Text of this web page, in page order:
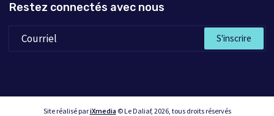
Restez connectés avec nous
S'inscrire
Site réalisé pariXmedia© Le Daliaf, 2026, tous droits réservés